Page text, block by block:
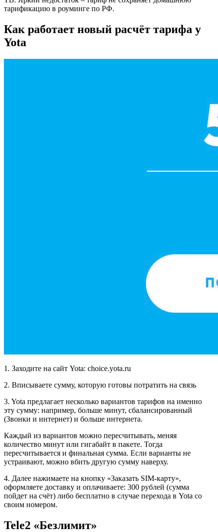
тарификацию в роуминге по РФ.
Как работает новый расчёт тарифа у
Yota
1. Заходите на сайт Yota: choice.yota.ru
2. Вписываете сумму, которую готовы потратить на связь
3. Yota предлагает несколько вариантов тарифов на именно
эту сумму: например, больше минут, сбалансированный
(Звонки и интернет) и больше интернета.
Каждый из вариантов можно пересчитывать, меняя
количество минут или гигабайт в пакете. Тогда
пересчитывается и финальная сумма. Если варианты не
устраивают, можно вбить другую сумму наверху.
4. Далее нажимаете на кнопку «Заказать SIM-карту»,
оформляете доставку и оплачиваете: 300 рублей (сумма
пойдет на счёт) либо бесплатно в случае перехода в Yota со
своим номером.
Tele2 «Безлимит»